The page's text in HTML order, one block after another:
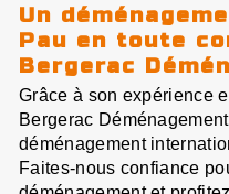
Un
Pau en toute
Bergerac
Grâce à son expérience
Bergerac
déménagement
Faites-nous confiance